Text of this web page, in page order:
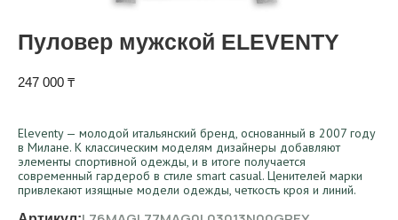
Пуловер мужской ELEVENTY
247 000 ₸
Eleventy — молодой итальянский бренд, основанный в 2007 году
в Милане. К классическим моделям дизайнеры добавляют
элементы спортивной одежды, и в итоге получается
современный гардероб в стиле smart casual. Ценителей марки
привлекают изящные модели одежды, четкость кроя и линий.